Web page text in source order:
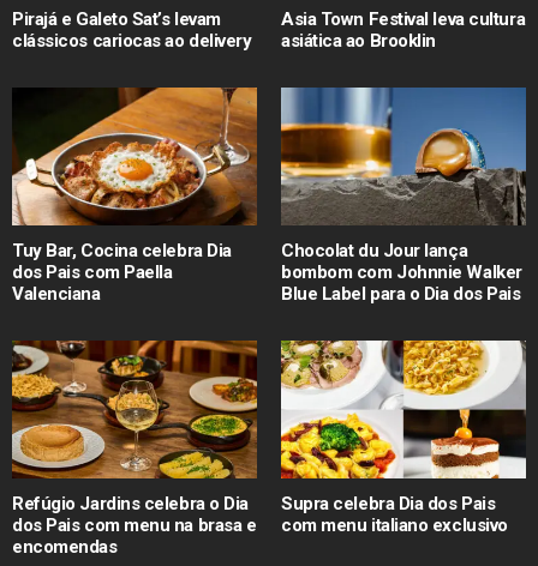
Pirajá e Galeto Sat’s levam
clássicos cariocas ao delivery
Asia Town Festival leva cultura
asiática ao Brooklin
Tuy Bar, Cocina celebra Dia
dos Pais com Paella
Valenciana
Chocolat du Jour lança
bombom com Johnnie Walker
Blue Label para o Dia dos Pais
Refúgio Jardins celebra o Dia
dos Pais com menu na brasa e
encomendas
Supra celebra Dia dos Pais
com menu italiano exclusivo